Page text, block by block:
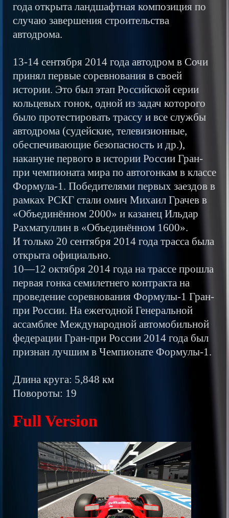
года открыта ландшафтная композиция по
случаю завершения строительства
автодрома.
13-14 сентября 2014 года автодром в Сочи
принял первые соревнования в своей
истории. Это был этап Российской серии
кольцевых гонок, одной из задач которого
было протестировать трассу и все службы
автодрома (судейские, телевизионные,
обеспечивающие безопасность и др.),
накануне первого в истории России Гран-
при чемпионата мира по автогонкам в классе
Формула-1. Победителями первых заездов в
рамках РСКГ стали омич Михаил Грачев в
«Объединённом 2000» и казанец Ильдар
Рахматуллин в «Объединённом 1600».
И только 20 сентября 2014 года трасса была
открыта официально.
10—12 октября 2014 года на трассе прошла
первая гонка семилетнего контракта на
проведение соревнования Формулы-1 Гран-
при России. На ежегодной Генеральной
ассамблее Международной автомобильной
федерации Гран-при России 2014 года был
признан лучшим в Чемпионате Формулы-1.
Длина круга: 5,848 км
Повороты: 19
Full Version